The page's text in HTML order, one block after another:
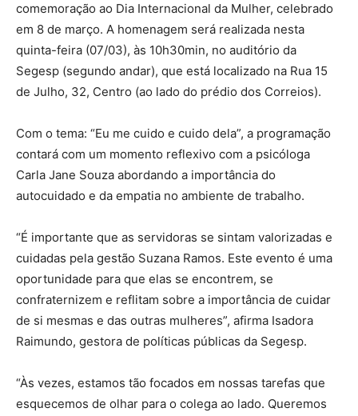
comemoração ao Dia Internacional da Mulher, celebrado
em 8 de março. A homenagem será realizada nesta
quinta-feira (07/03), às 10h30min, no auditório da
Segesp (segundo andar), que está localizado na Rua 15
de Julho, 32, Centro (ao lado do prédio dos Correios).
Com o tema: “Eu me cuido e cuido dela”, a programação
contará com um momento reflexivo com a psicóloga
Carla Jane Souza abordando a importância do
autocuidado e da empatia no ambiente de trabalho.
“É importante que as servidoras se sintam valorizadas e
cuidadas pela gestão Suzana Ramos. Este evento é uma
oportunidade para que elas se encontrem, se
confraternizem e reflitam sobre a importância de cuidar
de si mesmas e das outras mulheres”, afirma Isadora
Raimundo, gestora de políticas públicas da Segesp.
“Às vezes, estamos tão focados em nossas tarefas que
esquecemos de olhar para o colega ao lado. Queremos